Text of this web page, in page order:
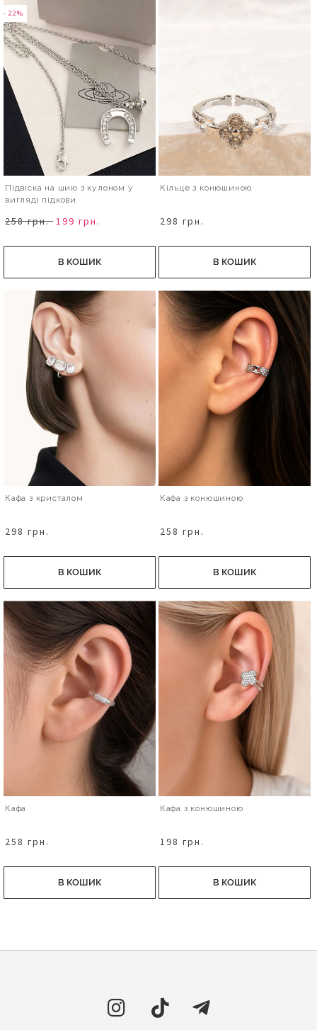
- 22%
Підвіска на шию з кулоном у
вигляді підкови
258 грн. 199 грн.
В КОШИК
Кільце з конюшиною
298 грн.
В КОШИК
Кафа з кристалом
298 грн.
В КОШИК
Кафа з конюшиною
258 грн.
В КОШИК
Кафа
258 грн.
В КОШИК
Кафа з конюшиною
198 грн.
В КОШИК